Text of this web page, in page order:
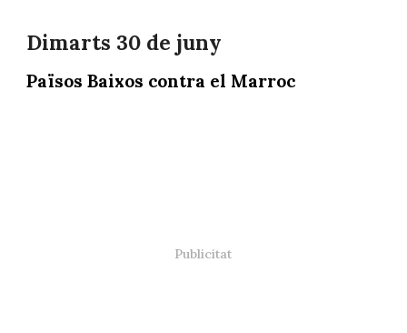
Dimarts 30 de juny
Països Baixos contra el Marroc